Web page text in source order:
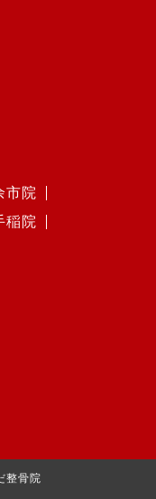
市院
稲院
整骨院